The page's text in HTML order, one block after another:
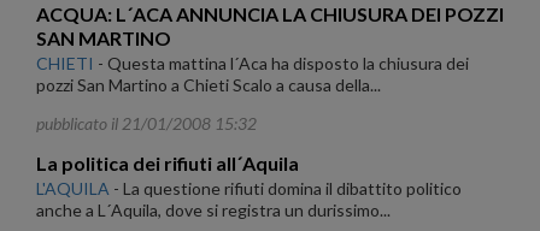
ACQUA: L´ACA ANNUNCIA LA CHIUSURA DEI POZZI
SAN MARTINO
CHIETI - Questa mattina l´Aca ha disposto la chiusura dei
pozzi San Martino a Chieti Scalo a causa della...
pubblicato il 21/01/2008 15:32
La politica dei rifiuti all´Aquila
L'AQUILA - La questione rifiuti domina il dibattito politico
anche a L´Aquila, dove si registra un durissimo...